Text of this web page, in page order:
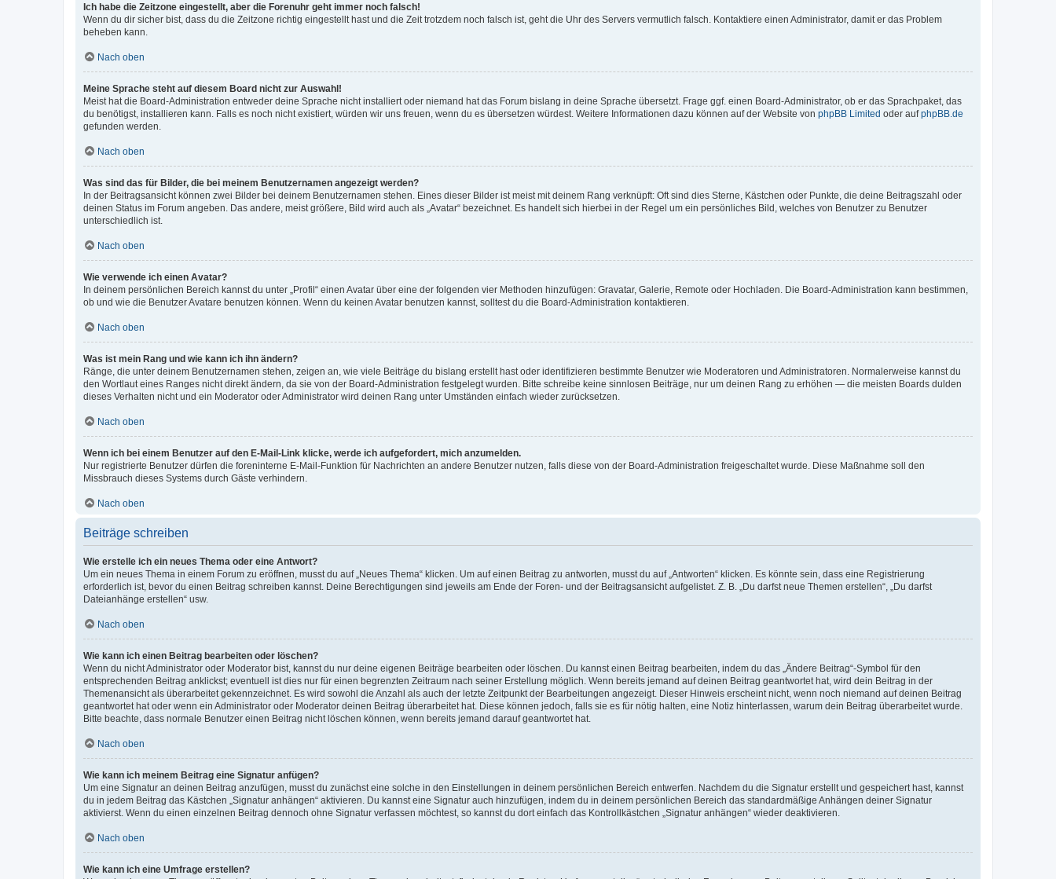
Ich habe die Zeitzone eingestellt, aber die Forenuhr geht immer noch falsch!
Wenn du dir sicher bist, dass du die Zeitzone richtig eingestellt hast und die Zeit trotzdem noch falsch ist, geht die Uhr des Servers vermutlich falsch. Kontaktiere einen Administrator, damit er das Problem
beheben kann.
Nach oben
Meine Sprache steht auf diesem Board nicht zur Auswahl!
Meist hat die Board-Administration entweder deine Sprache nicht installiert oder niemand hat das Forum bislang in deine Sprache übersetzt. Frage ggf. einen Board-Administrator, ob er das Sprachpaket, das
du benötigst, installieren kann. Falls es noch nicht existiert, würden wir uns freuen, wenn du es übersetzen würdest. Weitere Informationen dazu können auf der Website von phpBB Limited oder aufphpBB.de
gefunden werden.
Nach oben
Was sind das für Bilder, die bei meinem Benutzernamen angezeigt werden?
In der Beitragsansicht können zwei Bilder bei deinem Benutzernamen stehen. Eines dieser Bilder ist meist mit deinem Rang verknüpft: Oft sind dies Sterne, Kästchen oder Punkte, die deine Beitragszahl oder
deinen Status im Forum angeben. Das andere, meist größere, Bild wird auch als „Avatar“ bezeichnet. Es handelt sich hierbei in der Regel um ein persönliches Bild, welches von Benutzer zu Benutzer
unterschiedlich ist.
Nach oben
Wie verwende ich einen Avatar?
In deinem persönlichen Bereich kannst du unter „Profil“ einen Avatar über eine der folgenden vier Methoden hinzufügen: Gravatar, Galerie, Remote oder Hochladen. Die Board-Administration kann bestimmen,
ob und wie die Benutzer Avatare benutzen können. Wenn du keinen Avatar benutzen kannst, solltest du die Board-Administration kontaktieren.
Nach oben
Was ist mein Rang und wie kann ich ihn ändern?
Ränge, die unter deinem Benutzernamen stehen, zeigen an, wie viele Beiträge du bislang erstellt hast oder identifizieren bestimmte Benutzer wie Moderatoren und Administratoren. Normalerweise kannst du
den Wortlaut eines Ranges nicht direkt ändern, da sie von der Board-Administration festgelegt wurden. Bitte schreibe keine sinnlosen Beiträge, nur um deinen Rang zu erhöhen — die meisten Boards dulden
dieses Verhalten nicht und ein Moderator oder Administrator wird deinen Rang unter Umständen einfach wieder zurücksetzen.
Nach oben
Wenn ich bei einem Benutzer auf den E-Mail-Link klicke, werde ich aufgefordert, mich anzumelden.
Nur registrierte Benutzer dürfen die foreninterne E-Mail-Funktion für Nachrichten an andere Benutzer nutzen, falls diese von der Board-Administration freigeschaltet wurde. Diese Maßnahme soll den
Missbrauch dieses Systems durch Gäste verhindern.
Nach oben
Beiträge schreiben
Wie erstelle ich ein neues Thema oder eine Antwort?
Um ein neues Thema in einem Forum zu eröffnen, musst du auf „Neues Thema“ klicken. Um auf einen Beitrag zu antworten, musst du auf „Antworten“ klicken. Es könnte sein, dass eine Registrierung
erforderlich ist, bevor du einen Beitrag schreiben kannst. Deine Berechtigungen sind jeweils am Ende der Foren- und der Beitragsansicht aufgelistet. Z. B. „Du darfst neue Themen erstellen“, „Du darfst
Dateianhänge erstellen“ usw.
Nach oben
Wie kann ich einen Beitrag bearbeiten oder löschen?
Wenn du nicht Administrator oder Moderator bist, kannst du nur deine eigenen Beiträge bearbeiten oder löschen. Du kannst einen Beitrag bearbeiten, indem du das „Ändere Beitrag“-Symbol für den
entsprechenden Beitrag anklickst; eventuell ist dies nur für einen begrenzten Zeitraum nach seiner Erstellung möglich. Wenn bereits jemand auf deinen Beitrag geantwortet hat, wird dein Beitrag in der
Themenansicht als überarbeitet gekennzeichnet. Es wird sowohl die Anzahl als auch der letzte Zeitpunkt der Bearbeitungen angezeigt. Dieser Hinweis erscheint nicht, wenn noch niemand auf deinen Beitrag
geantwortet hat oder wenn ein Administrator oder Moderator deinen Beitrag überarbeitet hat. Diese können jedoch, falls sie es für nötig halten, eine Notiz hinterlassen, warum dein Beitrag überarbeitet wurde.
Bitte beachte, dass normale Benutzer einen Beitrag nicht löschen können, wenn bereits jemand darauf geantwortet hat.
Nach oben
Wie kann ich meinem Beitrag eine Signatur anfügen?
Um eine Signatur an deinen Beitrag anzufügen, musst du zunächst eine solche in den Einstellungen in deinem persönlichen Bereich entwerfen. Nachdem du die Signatur erstellt und gespeichert hast, kannst
du in jedem Beitrag das Kästchen „Signatur anhängen“ aktivieren. Du kannst eine Signatur auch hinzufügen, indem du in deinem persönlichen Bereich das standardmäßige Anhängen deiner Signatur
aktivierst. Wenn du einen einzelnen Beitrag dennoch ohne Signatur verfassen möchtest, so kannst du dort einfach das Kontrollkästchen „Signatur anhängen“ wieder deaktivieren.
Nach oben
Wie kann ich eine Umfrage erstellen?